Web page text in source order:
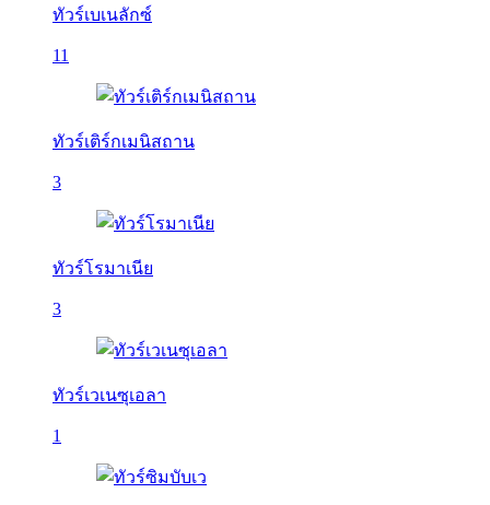
ทัวร์เบเนลักซ์
11
ทัวร์เติร์กเมนิสถาน
3
ทัวร์โรมาเนีย
3
ทัวร์เวเนซุเอลา
1